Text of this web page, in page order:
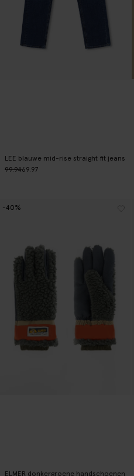
LEE blauwe mid-rise straight fit jeans
99.9469.97
ELMER donkergroene handschoenen
-40%